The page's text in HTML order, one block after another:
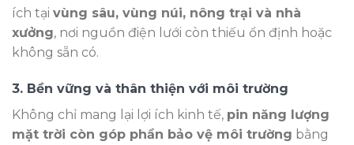
ích tại vùng sâu, vùng núi, nông trại và nhà
xưởng, nơi nguồn điện lưới còn thiếu ổn định hoặc
không sẵn có.
3. Bền vững và thân thiện với môi trường
Không chỉ mang lại lợi ích kinh tế, pin năng lượng
mặt trời còn góp phần bảo vệ môi trường bằng